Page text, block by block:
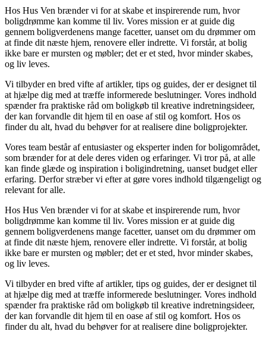
Hos Hus Ven brænder vi for at skabe et inspirerende rum, hvor
boligdrømme kan komme til liv. Vores mission er at guide dig
gennem boligverdenens mange facetter, uanset om du drømmer om
at finde dit næste hjem, renovere eller indrette. Vi forstår, at bolig
ikke bare er mursten og møbler; det er et sted, hvor minder skabes,
og liv leves.
Vi tilbyder en bred vifte af artikler, tips og guides, der er designet til
at hjælpe dig med at træffe informerede beslutninger. Vores indhold
spænder fra praktiske råd om boligkøb til kreative indretningsideer,
der kan forvandle dit hjem til en oase af stil og komfort. Hos os
finder du alt, hvad du behøver for at realisere dine boligprojekter.
Vores team består af entusiaster og eksperter inden for boligområdet,
som brænder for at dele deres viden og erfaringer. Vi tror på, at alle
kan finde glæde og inspiration i boligindretning, uanset budget eller
erfaring. Derfor stræber vi efter at gøre vores indhold tilgængeligt og
relevant for alle.
Hos Hus Ven brænder vi for at skabe et inspirerende rum, hvor
boligdrømme kan komme til liv. Vores mission er at guide dig
gennem boligverdenens mange facetter, uanset om du drømmer om
at finde dit næste hjem, renovere eller indrette. Vi forstår, at bolig
ikke bare er mursten og møbler; det er et sted, hvor minder skabes,
og liv leves.
Vi tilbyder en bred vifte af artikler, tips og guides, der er designet til
at hjælpe dig med at træffe informerede beslutninger. Vores indhold
spænder fra praktiske råd om boligkøb til kreative indretningsideer,
der kan forvandle dit hjem til en oase af stil og komfort. Hos os
finder du alt, hvad du behøver for at realisere dine boligprojekter.